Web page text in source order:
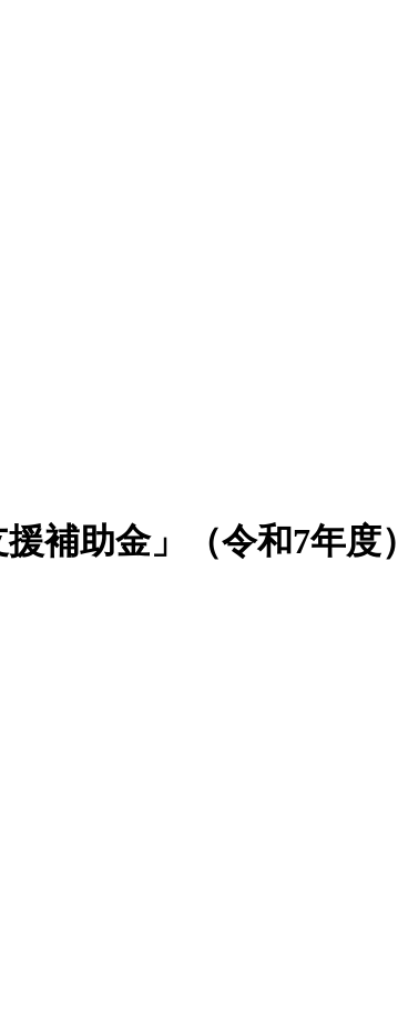
補助金」（令和7年度）